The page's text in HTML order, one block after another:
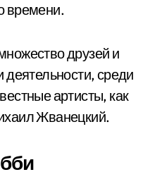
времени.
друзей и
деятельности, среди
артисты, как
Жванецкий.